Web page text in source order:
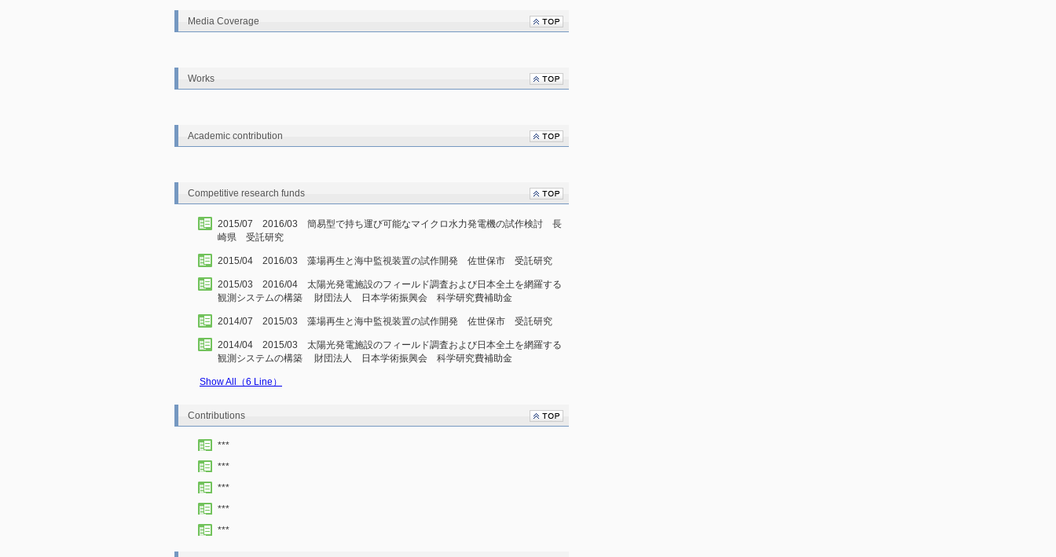
Media Coverage
Works
Academic contribution
Competitive research funds
2015/07 2016/03 簡易型で持ち運び可能なマイクロ水力発電機の試作検討 長
崎県 受託研究
2015/04 2016/03 藻場再生と海中監視装置の試作開発 佐世保市 受託研究
2015/03 2016/04 太陽光発電施設のフィールド調査および日本全土を網羅する
観測システムの構築 財団法人 日本学術振興会 科学研究費補助金
2014/07 2015/03 藻場再生と海中監視装置の試作開発 佐世保市 受託研究
2014/04 2015/03 太陽光発電施設のフィールド調査および日本全土を網羅する
観測システムの構築 財団法人 日本学術振興会 科学研究費補助金
Show All（6 Line）
Contributions
***
***
***
***
***